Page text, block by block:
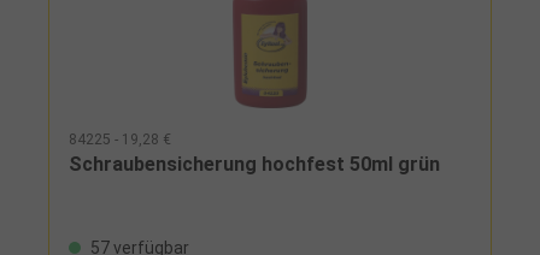
84225 - 19,28 €
Schraubensicherung hochfest 50ml grün
57 verfügbar